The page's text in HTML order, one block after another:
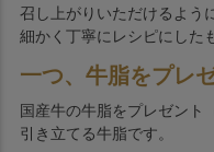
召し上がりいただけるよう
細かく丁寧にレシピにした
一つ、牛脂をプレ
国産牛の牛脂をプレゼント
引き立てる牛脂です。